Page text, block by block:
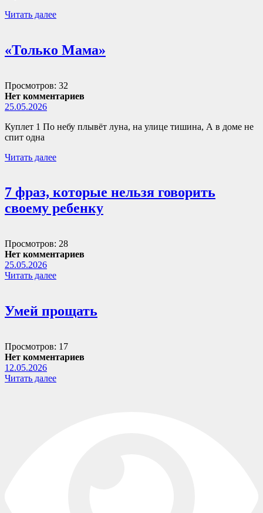
Читать далее
«Только Мама»
Просмотров: 32
Нет комментариев
25.05.2026
Куплет 1 По небу плывёт луна, на улице тишина, А в доме не
спит одна
Читать далее
7 фраз, которые нельзя говорить
своему ребенку
Просмотров: 28
Нет комментариев
25.05.2026
Читать далее
Умей прощать
Просмотров: 17
Нет комментариев
12.05.2026
Читать далее